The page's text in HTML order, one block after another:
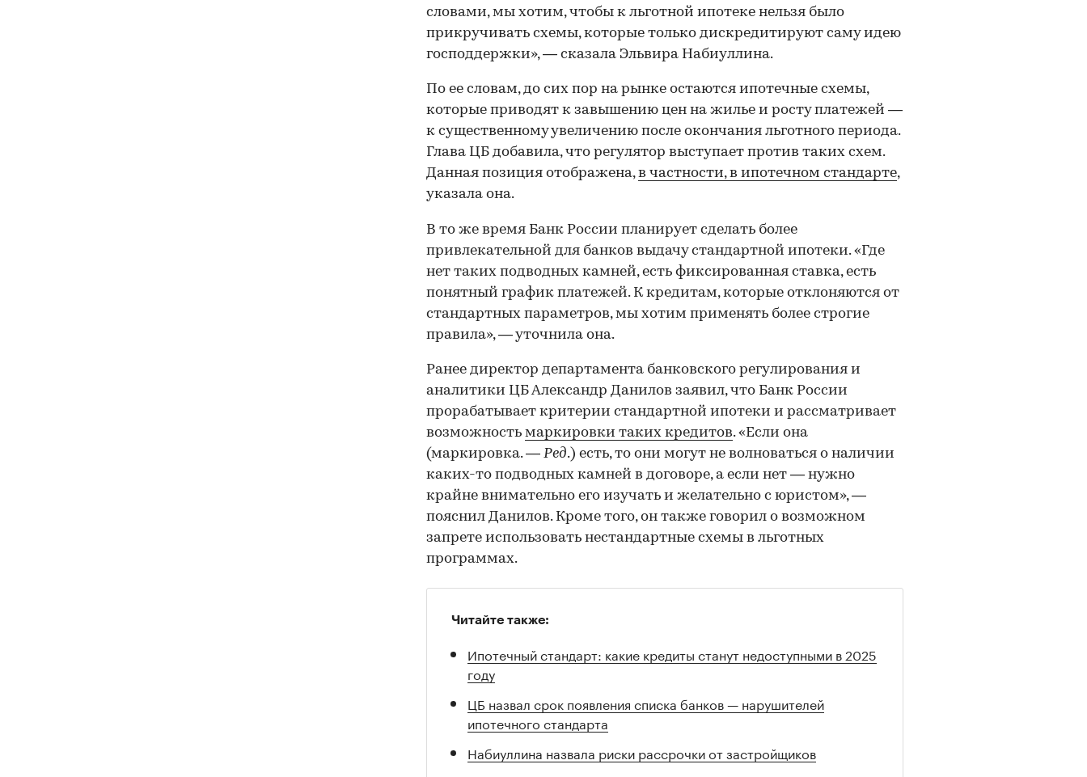
словами, мы хотим, чтобы к льготной ипотеке нельзя было
прикручивать схемы, которые только дискредитируют саму идею
господдержки», — сказала Эльвира Набиуллина.
По ее словам, до сих пор на рынке остаются ипотечные схемы,
которые приводят к завышению цен на жилье и росту платежей —
к существенному увеличению после окончания льготного периода.
Глава ЦБ добавила, что регулятор выступает против таких схем.
Данная позиция отображена,в частности, в ипотечном стандарте,
указала она.
В то же время Банк России планирует сделать более
привлекательной для банков выдачу стандартной ипотеки. «Где
нет таких подводных камней, есть фиксированная ставка, есть
понятный график платежей. К кредитам, которые отклоняются от
стандартных параметров, мы хотим применять более строгие
правила», — уточнила она.
Ранее директор департамента банковского регулирования и
аналитики ЦБ Александр Данилов заявил, что Банк России
прорабатывает критерии стандартной ипотеки и рассматривает
возможность маркировки таких кредитов. «Если она
(маркировка. — Ред.) есть, то они могут не волноваться о наличии
каких-то подводных камней в договоре, а если нет — нужно
крайне внимательно его изучать и желательно с юристом», —
пояснил Данилов. Кроме того, он также говорил о возможном
запрете использовать нестандартные схемы в льготных
программах.
Читайте также:
Ипотечный стандарт: какие кредиты станут недоступными в 2025
году
ЦБ назвал срок появления списка банков — нарушителей
ипотечного стандарта
Набиуллина назвала риски рассрочки от застройщиков